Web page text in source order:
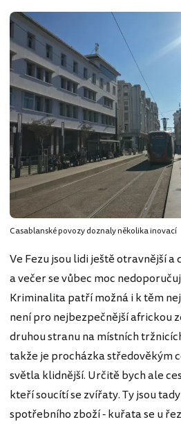
Casablanské povozy doznaly několika inovací
Ve Fezu jsou lidi ještě otravnější a
a večer se vůbec moc
Kriminalita patří možná i k těm
není pro nejbezpečnější africkou
druhou stranu na místních
takže je procházka středověkým
světla klidnější. Určitě bych ale
kteří soucítí se zvířaty. Ty jsou
spotřebního zboží - kuřata se u